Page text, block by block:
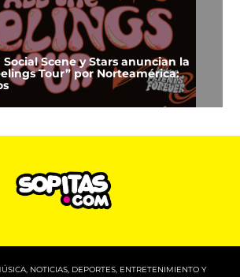
Scene y Stars anuncian la
Tour” por Norteamérica:
NOTICIAS, DEPORTES, ENTRETENIMIENTO Y